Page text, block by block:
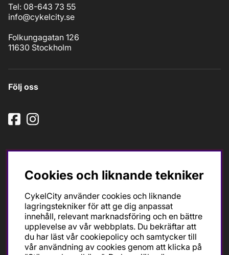
Tel: 08-643 73 55
info@cykelcity.se
Folkungagatan 126
11630 Stockholm
Följ oss
Ska du köpa cykel för träning och tävling så är det till
oss du ska vända dig. Racer, gravel, triathlon och MTB.
Vi är en mycket personlig cykelaffär med hög
servicegrad och alla vi som jobbar är inbitna cyklister
med stor passion, erfarenhet och kunskap om cykling
och dess produkter. Gör din bästa cykelaffär på
Cookies och liknande tekniker
CykelCity använder cookies och liknande
lagringstekniker för att ge dig anpassat
innehåll, relevant marknadsföring och en bättre
upplevelse av vår webbplats. Du bekräftar att
du har läst vår cookiepolicy och samtycker till
vår användning av cookies genom att klicka på